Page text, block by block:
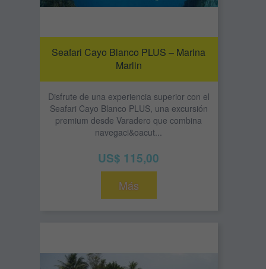
Seafari Cayo Blanco PLUS – Marina
Marlin
Disfrute de una experiencia superior con el
Seafari Cayo Blanco PLUS, una excursión
premium desde Varadero que combina
navegaci&oacut...
US$ 115,00
Más